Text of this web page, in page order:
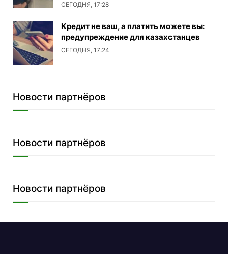
СЕГОДНЯ, 17:28
Кредит не ваш, а платить можете вы:
предупреждение для казахстанцев
СЕГОДНЯ, 17:24
Новости партнёров
Новости партнёров
Новости партнёров